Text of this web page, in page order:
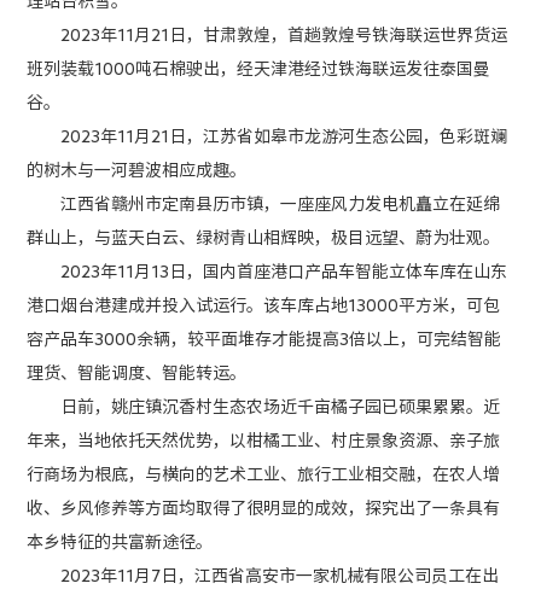
2023年11月21日，甘肃敦煌，首趟敦煌号铁海联运世界货运
班列装载1000吨石棉驶出，经天津港经过铁海联运发往泰国曼
谷。
2023年11月21日，江苏省如皋市龙游河生态公园，色彩斑斓
的树木与一河碧波相应成趣。
江西省赣州市定南县历市镇，一座座风力发电机矗立在延绵
群山上，与蓝天白云、绿树青山相辉映，极目远望、蔚为壮观。
2023年11月13日，国内首座港口产品车智能立体车库在山东
港口烟台港建成并投入试运行。该车库占地13000平方米，可包
容产品车3000余辆，较平面堆存才能提高3倍以上，可完结智能
理货、智能调度、智能转运。
日前，姚庄镇沉香村生态农场近千亩橘子园已硕果累累。近
年来，当地依托天然优势，以柑橘工业、村庄景象资源、亲子旅
行商场为根底，与横向的艺术工业、旅行工业相交融，在农人增
收、乡风修养等方面均取得了很明显的成效，探究出了一条具有
本乡特征的共富新途径。
2023年11月7日，江西省高安市一家机械有限公司员工在出